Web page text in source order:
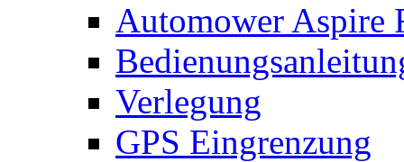
Automower Aspire
Verlegung
GPS Eingrenzung